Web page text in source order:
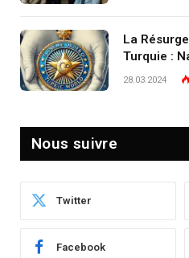
La
Turquie :
Post-Crise
28.03.2024
Nous suivre
Twitter
Facebook